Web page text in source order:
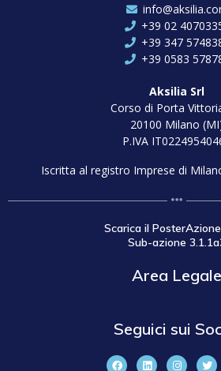
+39 02
+39 347
+39 0583
Aksilia Srl
Corso di Porta
20100 Milano
P.IVA
Iscritta al registro Imprese di
Scarica il
Sub-azione
Area Legale
Seguici sui